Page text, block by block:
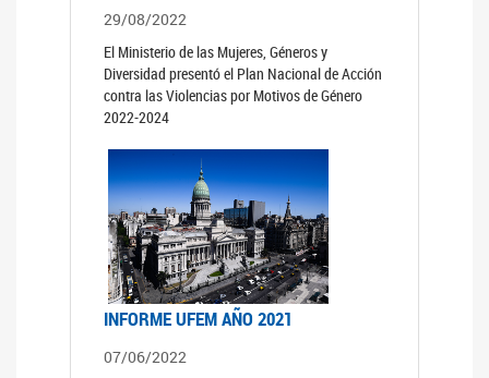
29/08/2022
El Ministerio de las Mujeres, Géneros y
Diversidad presentó el Plan Nacional de Acción
contra las Violencias por Motivos de Género
2022-2024
INFORME UFEM AÑO 2021
07/06/2022